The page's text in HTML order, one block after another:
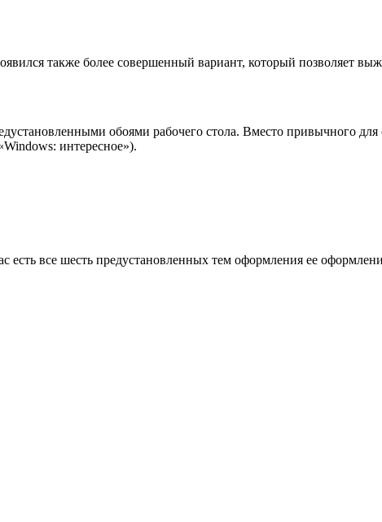
также более совершенный вариант, который позволяет
обоями рабочего стола. Вместо привычного
интересное»).
все шесть предустановленных тем оформления ее